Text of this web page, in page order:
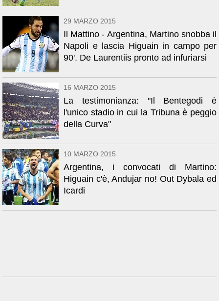
29 MARZO 2015
Il Mattino - Argentina, Martino snobba il
Napoli e lascia Higuain in campo per
90'. De Laurentiis pronto ad infuriarsi
16 MARZO 2015
La testimonianza: "Il Bentegodi è
l'unico stadio in cui la Tribuna è peggio
della Curva"
10 MARZO 2015
Argentina, i convocati di Martino:
Higuain c'è, Andujar no! Out Dybala ed
Icardi